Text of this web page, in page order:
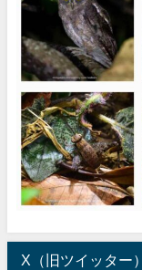
X（旧ツイッター）